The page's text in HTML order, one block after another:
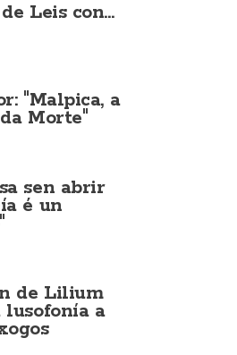
Leis con...
"Malpica, a
Morte"
sen abrir
é un
de Lilium
lusofonía a